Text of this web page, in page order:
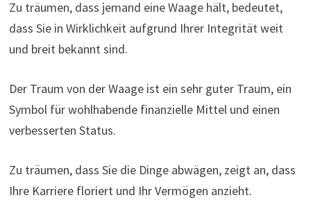
Zu träumen, dass jemand eine Waage hält, bedeutet,
dass Sie in Wirklichkeit aufgrund Ihrer Integrität weit
und breit bekannt sind.
Der Traum von der Waage ist ein sehr guter Traum, ein
Symbol für wohlhabende finanzielle Mittel und einen
verbesserten Status.
Zu träumen, dass Sie die Dinge abwägen, zeigt an, dass
Ihre Karriere floriert und Ihr Vermögen anzieht.